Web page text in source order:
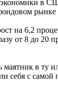
в
на 6,2
от 8 до 20
в
себя с